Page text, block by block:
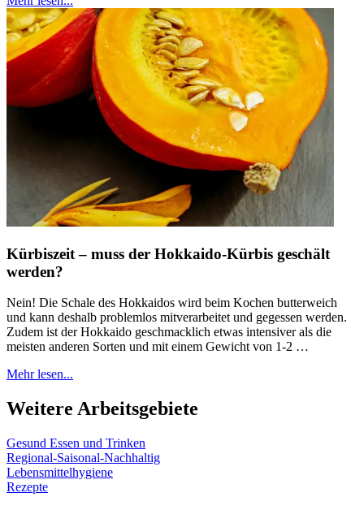
Kürbiszeit – muss der Hokkaido-Kürbis geschält
werden?
Nein! Die Schale des Hokkaidos wird beim Kochen butterweich
und kann deshalb problemlos mitverarbeitet und gegessen werden.
Zudem ist der Hokkaido geschmacklich etwas intensiver als die
meisten anderen Sorten und mit einem Gewicht von 1-2 …
Mehr lesen...
Weitere Arbeitsgebiete
Gesund Essen und Trinken
Regional-Saisonal-Nachhaltig
Lebensmittelhygiene
Rezepte